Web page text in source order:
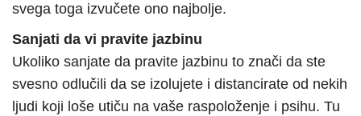
svega toga izvučete ono najbolje.
Sanjati da vi pravite jazbinu
Ukoliko sanjate da pravite jazbinu to znači da ste
svesno odlučili da se izolujete i distancirate od nekih
ljudi koji loše utiču na vaše raspoloženje i psihu. Tu